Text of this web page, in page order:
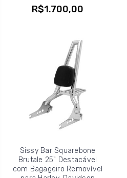
R$1.700,00
Sissy Bar Squarebone
Brutale 25" Destacável
com Bagageiro Removível